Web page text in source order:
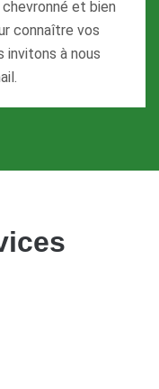
et bien
connaître vos
invitons à nous